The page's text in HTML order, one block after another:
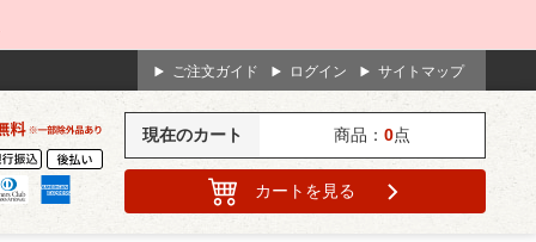
ちは ご注文ガイド ログイン サイトマップ
現在のカート 商品： 0点
カート を見る